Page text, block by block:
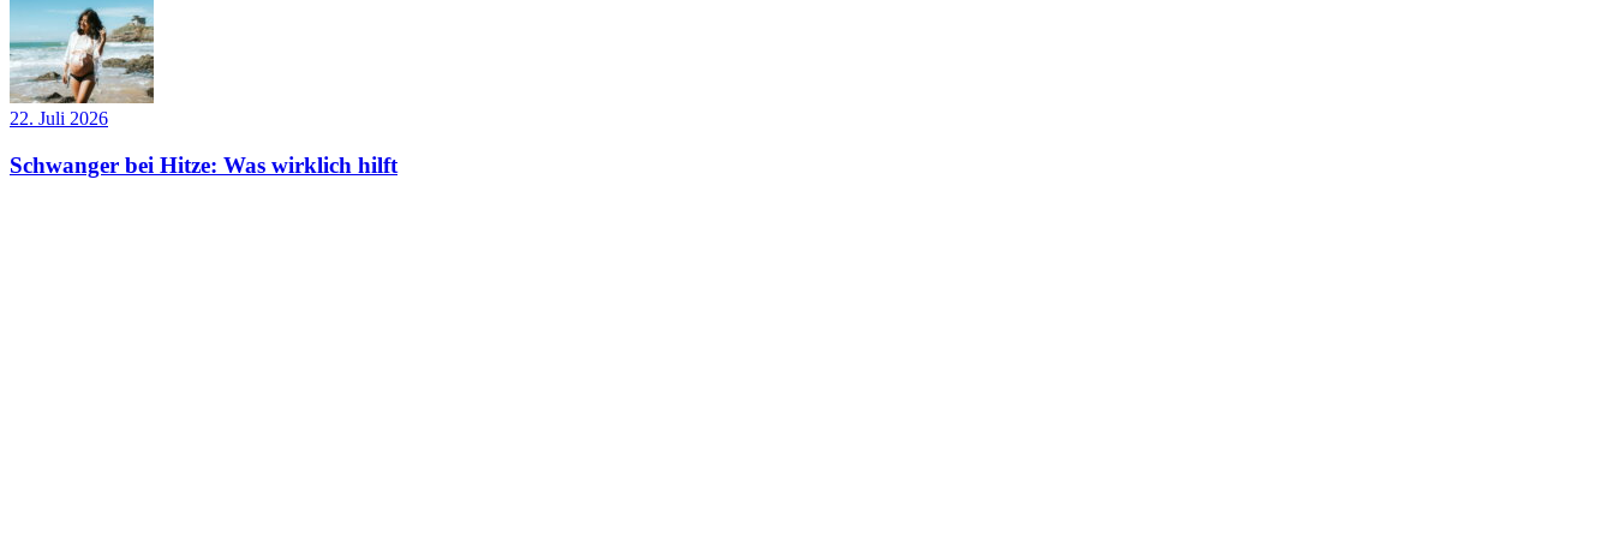
22. Juli 2026
Schwanger bei Hitze: Was wirklich hilft